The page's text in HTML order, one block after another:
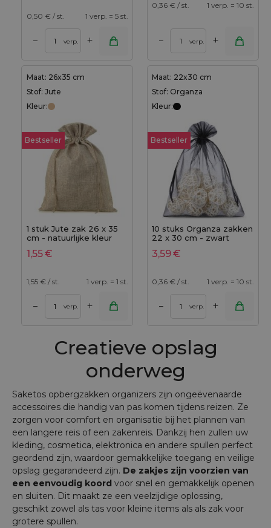
0,50 € / st. 1 verp. = 5 st.
– verp. +
0,36 € / st. 1 verp. = 10 st.
– verp. +
Maat: 26x35 cm
Stof: Jute
Kleur:
Bestseller
1 stuk Jute zak 26 x 35
cm - natuurlijke kleur
1,55€
1,55 € / st. 1 verp. = 1 st.
– verp. +
Maat: 22x30 cm
Stof: Organza
Kleur:
Bestseller
10 stuks Organza zakken
22 x 30 cm - zwart
3,59€
0,36 € / st. 1 verp. = 10 st.
– verp. +
Creatieve opslag
onderweg
Saketos opbergzakken organizers zijn ongeëvenaarde
accessoires die handig van pas komen tijdens reizen. Ze
zorgen voor comfort en organisatie bij het plannen van
een langere reis of een zakenreis. Dankzij hen zullen uw
kleding, cosmetica, elektronica en andere spullen perfect
geordend zijn, waardoor gemakkelijke toegang en veilige
opslag gegarandeerd zijn. De zakjes zijn voorzien van
een eenvoudig koord voor snel en gemakkelijk openen
en sluiten. Dit maakt ze een veelzijdige oplossing,
geschikt zowel als tas voor kleine items als als zak voor
grotere spullen.